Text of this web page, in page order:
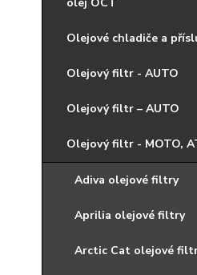
Olejové chladiče a
Olejový filtr - AUTO
Olejový filtr – AUTO
Olejový filtr - MOTO,
Adiva olejové filtry
Aprilia olejové filtry
Arctic Cat olejové